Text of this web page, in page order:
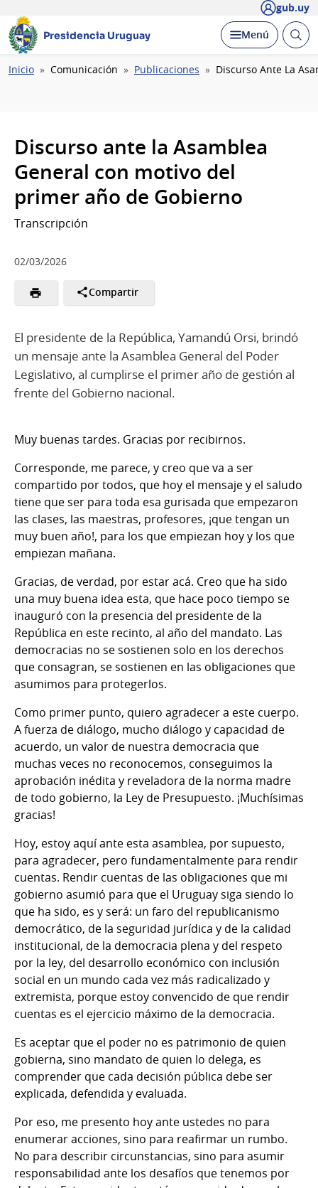
gub.uy
Presidencia Uruguay Desplegar
Menú Abrir
Ruta
Inicio Comunicación Publicaciones Discurso Ante La
Discurso ante la Asamblea
General con motivo del
primer año de Gobierno
Transcripción
02/03/2026
Compartir
El presidente de la República, Yamandú Orsi, brindó
un mensaje ante la Asamblea General del Poder
Legislativo, al cumplirse el primer año de gestión al
frente del Gobierno nacional.
Muy buenas tardes. Gracias por recibirnos.
Corresponde, me parece, y creo que va a ser
compartido por todos, que hoy el mensaje y el saludo
tiene que ser para toda esa gurisada que empezaron
las clases, las maestras, profesores, ¡que tengan un
muy buen año!, para los que empiezan hoy y los que
empiezan mañana.
Gracias, de verdad, por estar acá. Creo que ha sido
una muy buena idea esta, que hace poco tiempo se
inauguró con la presencia del presidente de la
República en este recinto, al año del mandato. Las
democracias no se sostienen solo en los derechos
que consagran, se sostienen en las obligaciones que
asumimos para protegerlos.
Como primer punto, quiero agradecer a este cuerpo.
A fuerza de diálogo, mucho diálogo y capacidad de
acuerdo, un valor de nuestra democracia que
muchas veces no reconocemos, conseguimos la
aprobación inédita y reveladora de la norma madre
de todo gobierno, la Ley de Presupuesto. ¡Muchísimas
gracias!
Hoy, estoy aquí ante esta asamblea, por supuesto,
para agradecer, pero fundamentalmente para rendir
cuentas. Rendir cuentas de las obligaciones que mi
gobierno asumió para que el Uruguay siga siendo lo
que ha sido, es y será: un faro del republicanismo
democrático, de la seguridad jurídica y de la calidad
institucional, de la democracia plena y del respeto
por la ley, del desarrollo económico con inclusión
social en un mundo cada vez más radicalizado y
extremista, porque estoy convencido de que rendir
cuentas es el ejercicio máximo de la democracia.
Es aceptar que el poder no es patrimonio de quien
gobierna, sino mandato de quien lo delega, es
comprender que cada decisión pública debe ser
explicada, defendida y evaluada.
Por eso, me presento hoy ante ustedes no para
enumerar acciones, sino para reafirmar un rumbo.
No para describir circunstancias, sino para asumir
responsabilidad ante los desafíos que tenemos por